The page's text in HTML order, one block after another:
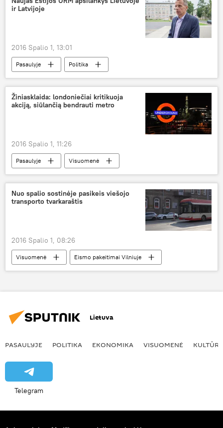
ir Latvijoje
2016 Spalio 1, 13:01
Pasaulyje Politika
Žiniasklaida: londoniečiai kritikuoja
akciją, siūlančią bendrauti metro
2016 Spalio 1, 11:26
Pasaulyje Visuomenė
Nuo spalio sostinėje pasikeis viešojo
transporto tvarkaraštis
2016 Spalio 1, 08:26
Visuomenė Eismo pakeitimai Vilniuje
Lietuva
PASAULYJE POLITIKA EKONOMIKA VISUOMENĖ KULTŪRA
Telegram